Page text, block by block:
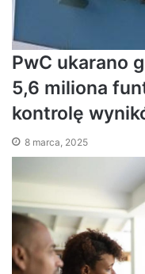
PwC ukarano
5,6 miliona
kontrolę
8 marca, 2025